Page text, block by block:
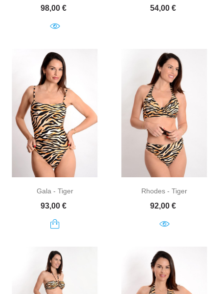
Prix
98,00 € Prix
54,00 €
Gala - Tiger
Prix
93,00 €
Rhodes - Tiger
Prix
92,00 €